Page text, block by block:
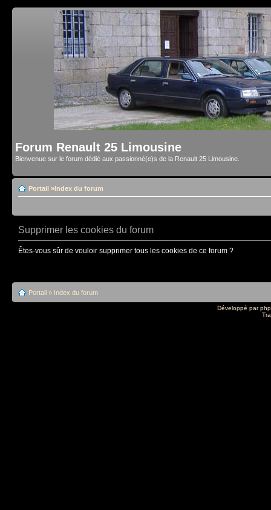
Forum Renault 25 Limousine
Bienvenue sur le forum dédié aux passionné(e)s de la Renault 25 Limousine.
Portail »Index du forum
Supprimer les cookies du forum
Êtes-vous sûr de vouloir supprimer tous les cookies de ce forum ?
Portail » Index du forum
Développé par